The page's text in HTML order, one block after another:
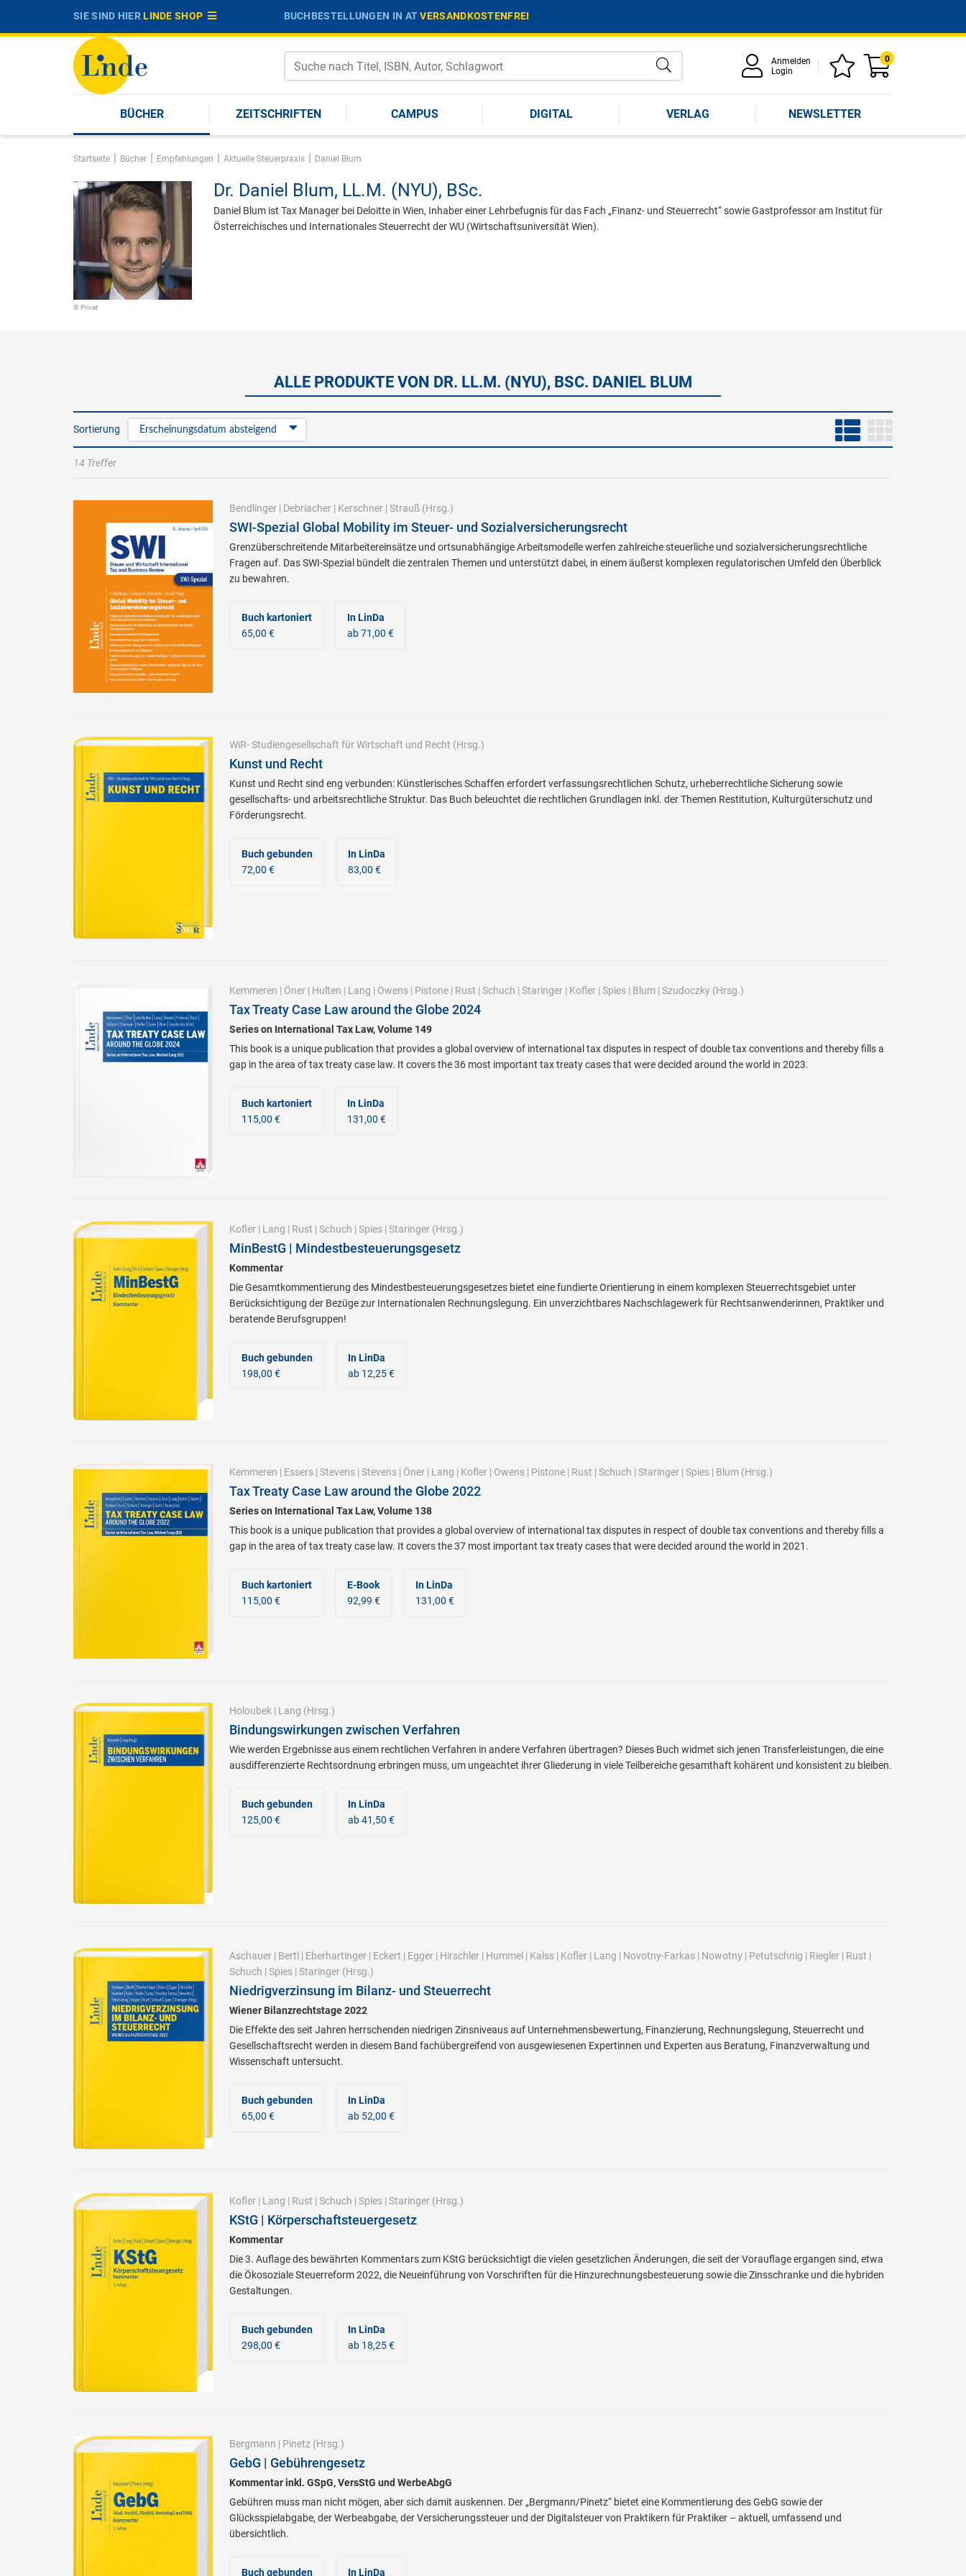
SIE SIND HIERLINDE SHOP BUCHBESTELLUNGEN IN ATVERSANDKOSTENFREI
Anmelden
Login
0
BÜCHER ZEITSCHRIFTEN CAMPUS DIGITAL VERLAG NEWSLETTER
Startseite | Bücher | Empfehlungen | Aktuelle Steuerpraxis | Daniel Blum
© Privat
Dr. Daniel Blum, LL.M. (NYU), BSc.
Daniel Blum ist Tax Manager bei Deloitte in Wien, Inhaber einer Lehrbefugnis für das Fach „Finanz- und Steuerrecht“ sowie Gastprofessor am Institut für
Österreichisches und Internationales Steuerrecht der WU (Wirtschaftsuniversität Wien).
ALLE PRODUKTE VON DR. LL.M. (NYU), BSC. DANIEL BLUM
Sortierung Erscheinungsdatum absteigend
14 Treffer
Bendlinger| Debriacher| Kerschner| Strauß(Hrsg.)
SWI-Spezial Global Mobility im Steuer- und Sozialversicherungsrecht
Grenzüberschreitende Mitarbeitereinsätze und ortsunabhängige Arbeitsmodelle werfen zahlreiche steuerliche und sozialversicherungsrechtliche
Fragen auf. Das SWI-Spezial bündelt die zentralen Themen und unterstützt dabei, in einem äußerst komplexen regulatorischen Umfeld den Überblick
zu bewahren.
Buch kartoniert
65,00 €
In LinDa
ab 71,00 €
WiR- Studiengesellschaft für Wirtschaft und Recht (Hrsg.)
Kunst und Recht
Kunst und Recht sind eng verbunden: Künstlerisches Schaffen erfordert verfassungsrechtlichen Schutz, urheberrechtliche Sicherung sowie
gesellschafts- und arbeitsrechtliche Struktur. Das Buch beleuchtet die rechtlichen Grundlagen inkl. der Themen Restitution, Kulturgüterschutz und
Förderungsrecht.
Buch gebunden
72,00 €
In LinDa
83,00 €
Kemmeren | Öner| Hulten | Lang | Owens| Pistone| Rust | Schuch | Staringer| Kofler| Spies| Blum| Szudoczky(Hrsg.)
Tax Treaty Case Law around the Globe 2024
Series on International Tax Law, Volume 149
This book is a unique publication that provides a global overview of international tax disputes in respect of double tax conventions and thereby fills a
gap in the area of tax treaty case law. It covers the 36 most important tax treaty cases that were decided around the world in 2023.
Buch kartoniert
115,00 €
In LinDa
131,00 €
Kofler| Lang | Rust | Schuch | Spies| Staringer(Hrsg.)
MinBestG | Mindestbesteuerungsgesetz
Kommentar
Die Gesamtkommentierung des Mindestbesteuerungsgesetzes bietet eine fundierte Orientierung in einem komplexen Steuerrechtsgebiet unter
Berücksichtigung der Bezüge zur Internationalen Rechnungslegung. Ein unverzichtbares Nachschlagewerk für Rechtsanwenderinnen, Praktiker und
beratende Berufsgruppen!
Buch gebunden
198,00 €
In LinDa
ab 12,25 €
Kemmeren | Essers| Stevens| Stevens| Öner| Lang | Kofler| Owens| Pistone| Rust | Schuch | Staringer| Spies| Blum(Hrsg.)
Tax Treaty Case Law around the Globe 2022
Series on International Tax Law, Volume 138
This book is a unique publication that provides a global overview of international tax disputes in respect of double tax conventions and thereby fills a
gap in the area of tax treaty case law. It covers the 37 most important tax treaty cases that were decided around the world in 2021.
Buch kartoniert
115,00 €
E-Book
92,99 €
In LinDa
131,00 €
Holoubek| Lang (Hrsg.)
Bindungswirkungen zwischen Verfahren
Wie werden Ergebnisse aus einem rechtlichen Verfahren in andere Verfahren übertragen? Dieses Buch widmet sich jenen Transferleistungen, die eine
ausdifferenzierte Rechtsordnung erbringen muss, um ungeachtet ihrer Gliederung in viele Teilbereiche gesamthaft kohärent und konsistent zu bleiben.
Buch gebunden
125,00 €
In LinDa
ab 41,50 €
Aschauer| Bertl | Eberhartinger| Eckert | Egger| Hirschler| Hummel | Kalss| Kofler| Lang | Novotny-Farkas| Nowotny| Petutschnig | Riegler| Rust |
Schuch | Spies| Staringer(Hrsg.)
Niedrigverzinsung im Bilanz- und Steuerrecht
Wiener Bilanzrechtstage 2022
Die Effekte des seit Jahren herrschenden niedrigen Zinsniveaus auf Unternehmensbewertung, Finanzierung, Rechnungslegung, Steuerrecht und
Gesellschaftsrecht werden in diesem Band fachübergreifend von ausgewiesenen Expertinnen und Experten aus Beratung, Finanzverwaltung und
Wissenschaft untersucht.
Buch gebunden
65,00 €
In LinDa
ab 52,00 €
Kofler| Lang | Rust | Schuch | Spies| Staringer(Hrsg.)
KStG | Körperschaftsteuergesetz
Kommentar
Die 3. Auflage des bewährten Kommentars zum KStG berücksichtigt die vielen gesetzlichen Änderungen, die seit der Vorauflage ergangen sind, etwa
die Ökosoziale Steuerreform 2022, die Neueinführung von Vorschriften für die Hinzurechnungsbesteuerung sowie die Zinsschranke und die hybriden
Gestaltungen.
Buch gebunden
298,00 €
In LinDa
ab 18,25 €
Bergmann | Pinetz(Hrsg.)
GebG | Gebührengesetz
Kommentar inkl. GSpG, VersStG und WerbeAbgG
Gebühren muss man nicht mögen, aber sich damit auskennen. Der „Bergmann/Pinetz“ bietet eine Kommentierung des GebG sowie der
Glücksspielabgabe, der Werbeabgabe, der Versicherungssteuer und der Digitalsteuer von Praktikern für Praktiker – aktuell, umfassend und
übersichtlich.
Buch gebunden In LinDa